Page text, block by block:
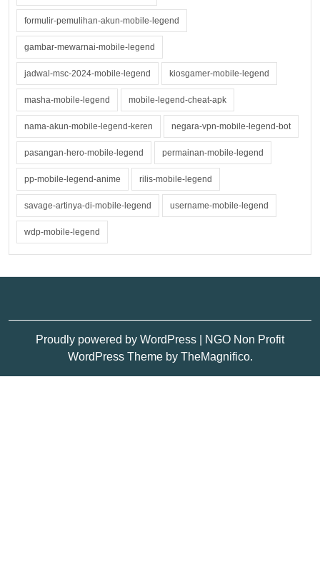
formulir-pemulihan-akun-mobile-legend
gambar-mewarnai-mobile-legend
jadwal-msc-2024-mobile-legend kiosgamer-mobile-legend
masha-mobile-legend mobile-legend-cheat-apk
nama-akun-mobile-legend-keren negara-vpn-mobile-legend-bot
pasangan-hero-mobile-legend permainan-mobile-legend
pp-mobile-legend-anime rilis-mobile-legend
savage-artinya-di-mobile-legend username-mobile-legend
wdp-mobile-legend
Proudly powered by WordPress
NGO Non Profit
WordPress Theme by TheMagnifico.